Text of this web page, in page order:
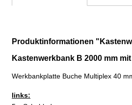
Produktinformationen
Kastenwerkbank B 2000 mm
Werkbankplatte Buche Multiplex 40
links: